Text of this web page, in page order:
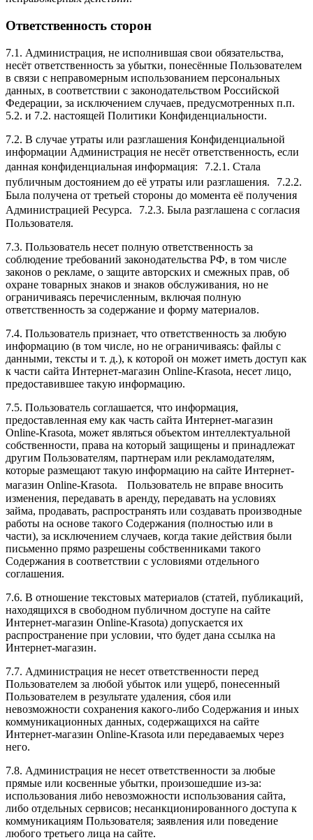
Ответственность сторон
7.1. Администрация, не исполнившая свои обязательства,
несёт ответственность за убытки, понесённые Пользователем
в связи с неправомерным использованием персональных
данных, в соответствии с законодательством Российской
Федерации, за исключением случаев, предусмотренных п.п.
5.2. и 7.2. настоящей Политики Конфиденциальности.
7.2. В случае утраты или разглашения Конфиденциальной
информации Администрация не несёт ответственность, если
данная конфиденциальная информация: 7.2.1. Стала
публичным достоянием до её утраты или разглашения. 7.2.2.
Была получена от третьей стороны до момента её получения
Администрацией Ресурса. 7.2.3. Была разглашена с согласия
Пользователя.
7.3. Пользователь несет полную ответственность за
соблюдение требований законодательства РФ, в том числе
законов о рекламе, о защите авторских и смежных прав, об
охране товарных знаков и знаков обслуживания, но не
ограничиваясь перечисленным, включая полную
ответственность за содержание и форму материалов.
7.4. Пользователь признает, что ответственность за любую
информацию (в том числе, но не ограничиваясь: файлы с
данными, тексты и т. д.), к которой он может иметь доступ как
к части сайта Интернет-магазин Online-Krasota, несет лицо,
предоставившее такую информацию.
7.5. Пользователь соглашается, что информация,
предоставленная ему как часть сайта Интернет-магазин
Online-Krasota, может являться объектом интеллектуальной
собственности, права на который защищены и принадлежат
другим Пользователям, партнерам или рекламодателям,
которые размещают такую информацию на сайте Интернет-
магазин Online-Krasota. Пользователь не вправе вносить
изменения, передавать в аренду, передавать на условиях
займа, продавать, распространять или создавать производные
работы на основе такого Содержания (полностью или в
части), за исключением случаев, когда такие действия были
письменно прямо разрешены собственниками такого
Содержания в соответствии с условиями отдельного
соглашения.
7.6. В отношение текстовых материалов (статей, публикаций,
находящихся в свободном публичном доступе на сайте
Интернет-магазин Online-Krasota) допускается их
распространение при условии, что будет дана ссылка на
Интернет-магазин.
7.7. Администрация не несет ответственности перед
Пользователем за любой убыток или ущерб, понесенный
Пользователем в результате удаления, сбоя или
невозможности сохранения какого-либо Содержания и иных
коммуникационных данных, содержащихся на сайте
Интернет-магазин Online-Krasota или передаваемых через
него.
7.8. Администрация не несет ответственности за любые
прямые или косвенные убытки, произошедшие из-за:
использования либо невозможности использования сайта,
либо отдельных сервисов; несанкционированного доступа к
коммуникациям Пользователя; заявления или поведение
любого третьего лица на сайте.